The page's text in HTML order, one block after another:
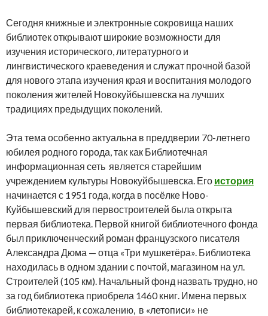
Сегодня книжные и электронные сокровища наших
библиотек открывают широкие возможности для
изучения исторического, литературного и
лингвистического краеведения и служат прочной базой
для нового этапа изучения края и воспитания молодого
поколения жителей Новокуйбышевска на лучших
традициях предыдущих поколений.
Эта тема особенно актуальна в преддверии 70-летнего
юбилея родного города, так как Библиотечная
информационная сеть является старейшим
учреждением культуры Новокуйбышевска. Его история
начинается с 1951 года, когда в посёлке Ново-
Куйбышевский для первостроителей была открыта
первая библиотека. Первой книгой библиотечного фонда
был приключенческий роман французского писателя
Александра Дюма — отца «Три мушкетёра». Библиотека
находилась в одном здании с почтой, магазином на ул.
Строителей (105 км). Начальный фонд назвать трудно, но
за год библиотека приобрела 1460 книг. Имена первых
библиотекарей, к сожалению, в «летописи» не